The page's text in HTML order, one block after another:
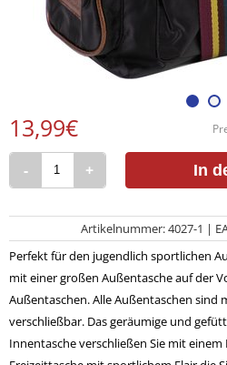
13,99€
- + In
Artikelnummer: 4027-1 |
Perfekt für den jugendlich sportlichen
mit einer großen Außentasche auf der
Außentaschen. Alle Außentaschen sind
verschließbar. Das geräumige und
Innentasche verschließen Sie mit einem